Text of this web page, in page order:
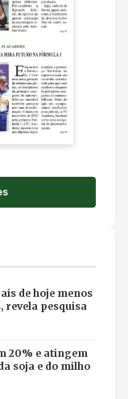
de hoje menos
revela pesquisa
20% e atingem
soja e do milho